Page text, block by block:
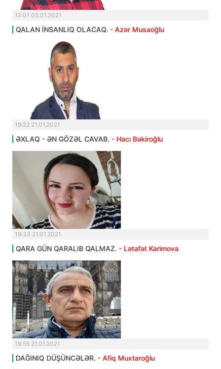
12:01 05.01.2021
QALAN İNSANLIQ OLACAQ. - Azər Musaoğlu
19:22 21.01.2021
ƏXLAQ - ƏN GÖZƏL CAVAB. - Hacı Bəkiroğlu
19:33 21.01.2021
QARA GÜN QARALIB QALMAZ. - Lətafət Kərimova
19:55 21.01.2021
DAĞINIQ DÜŞÜNCƏLƏR. - Afiq Muxtaroğlu